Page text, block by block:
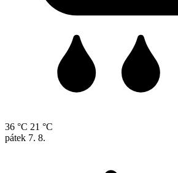
36 °C 21 °C
pátek 7. 8.